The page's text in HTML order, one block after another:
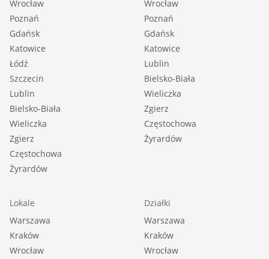
Powierzchnia przedpokoi [m2]: 4,6 |
Podłoga przedpokoi: płytki PCV |
Ściany przedpokoi: zwykłe |
::LINK DO STRONY |
https://sadurscy.pl/offer/BS4-MS-312881
::KONTAKT DO AGENTA |
Anna Antczak |
ania@sadurscy.pl
::DANE BIURA |
Oddział BS4, Krowodrza |
Wrocław
Poznań
Gdańsk
Katowice
Łódź
Szczecin
Lublin
Bielsko-Biała
Wieliczka
Zgierz
Częstochowa
Żyrardów
Wrocław
Poznań
Gdańsk
Katowice
Lublin
Bielsko-Biała
Wieliczka
Zgierz
Częstochowa
Żyrardów
Lokale
Warszawa
Kraków
Wrocław
Działki
Warszawa
Kraków
Wrocław